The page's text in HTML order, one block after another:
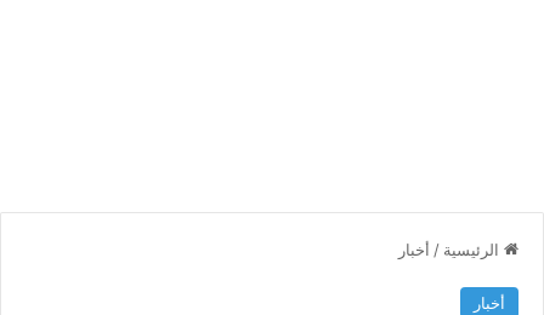
الرئيسية / أخبار
أخبار